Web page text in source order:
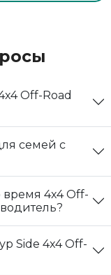
Off-Road
семей с
4x4 Off-
Side 4x4 Off-